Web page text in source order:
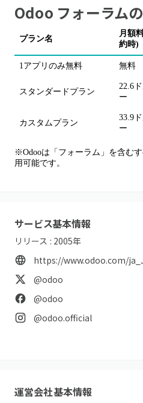
Odoo フォーラム
プラン名
月額
約時)
1アプリのみ無料 無料
スタンダードプラン
22.6
ー
カスタムプラン
33.9
ー
※Odooは「フォーラム」を含む
用可能です。
サービス基本情報
リリース : 2005年
https://www.odoo.com/
@odoo
@odoo
@odoo.official
運営会社基本情報